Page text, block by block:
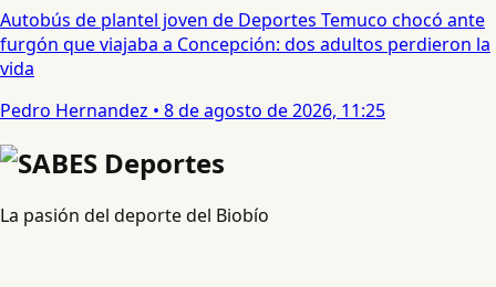
Autobús de plantel joven de Deportes Temuco chocó ante
furgón que viajaba a Concepción: dos adultos perdieron la
vida
Pedro Hernandez • 8 de agosto de 2026, 11:25
La pasión del deporte del Biobío